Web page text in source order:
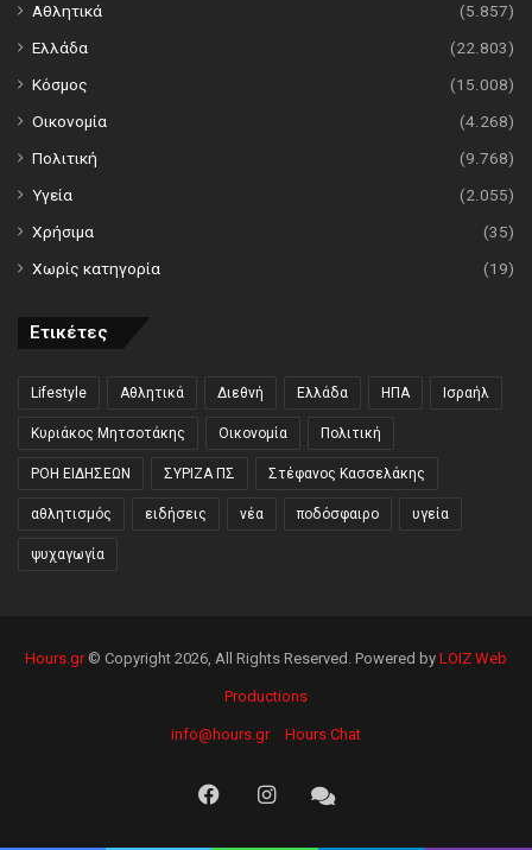
Αθλητικά
(5.857)
Ελλάδα
(22.803)
Κόσμος
(15.008)
Οικονομία
(4.268)
Πολιτική
(9.768)
Υγεία
(2.055)
Χρήσιμα
(35)
Χωρίς κατηγορία
(19)
Ετικέτες
Lifestyle Αθλητικά Διεθνή Ελλάδα ΗΠΑ Ισραήλ
Κυριάκος Μητσοτάκης Οικονομία Πολιτική
ΡΟΗ ΕΙΔΗΣΕΩΝ ΣΥΡΙΖΑ ΠΣ Στέφανος Κασσελάκης
αθλητισμός ειδήσεις νέα ποδόσφαιρο υγεία
ψυχαγωγία
Hours.gr© Copyright 2026, All Rights Reserved. Powered by LOIZ Web
Productions
info@hours.gr Hours Chat
FacebookInstagramHours